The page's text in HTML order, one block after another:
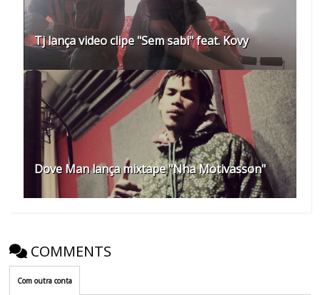
Tj lança video clipe "Sem sabi" feat. Kovy
Dove Man lança mixtape "Nha Motivasson"
COMMENTS
Com outra conta